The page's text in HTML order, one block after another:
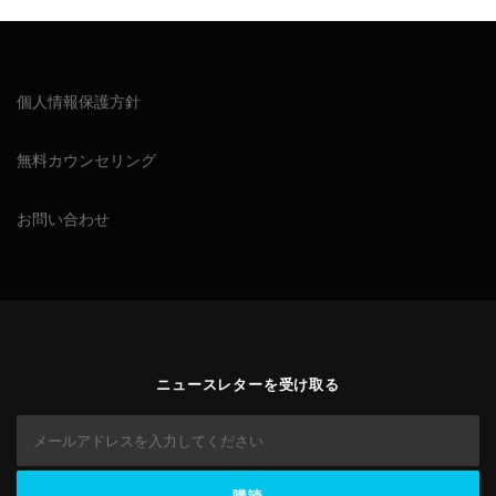
個人情報保護方針
無料カウンセリング
お問い合わせ
ニュースレターを受け取る